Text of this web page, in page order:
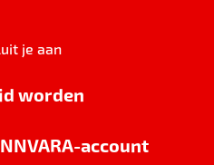
je aan
worden
account